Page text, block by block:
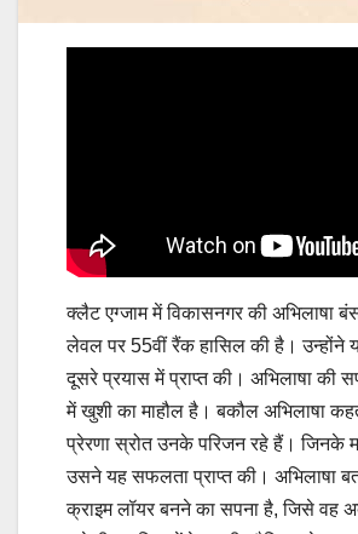
क्लैट एग्जाम में विकासनगर की अभिलाषा
लेवल पर 55वीं रैंक हासिल की है। उन्होंने
दूसरे प्रयास में प्राप्त की। अभिलाषा की
में खुशी का माहौल है। बकौल अभिलाषा
प्रेरणा स्रोत उनके परिजन रहे हैं। जिनके
उसने यह सफलता प्राप्त की। अभिलाषा
क्राइम लॉयर बनने का सपना है, जिसे वह